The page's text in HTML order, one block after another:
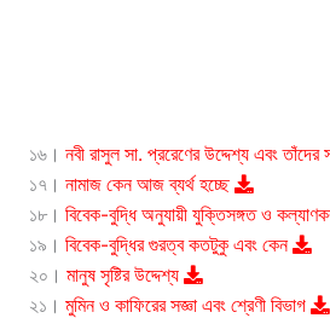
১৬। নবী রাসুল সা. প্ররেণের উদ্দেশ্য এবং
১৭। নামাজ কেন আজ ব্যর্থ হচ্ছে
১৮। বিবেক-বুদ্ধি অনুযায়ী যুক্তিসঙ্গত ও
১৯। বিবেক-বুদ্ধির গুরত্ব কতটুকু এবং কেন
২০। মানুষ সৃষ্টির উদ্দেশ্য
২১। মুমিন ও কাফিরের সজ্ঞা এবং শ্রেণী বিভাগ